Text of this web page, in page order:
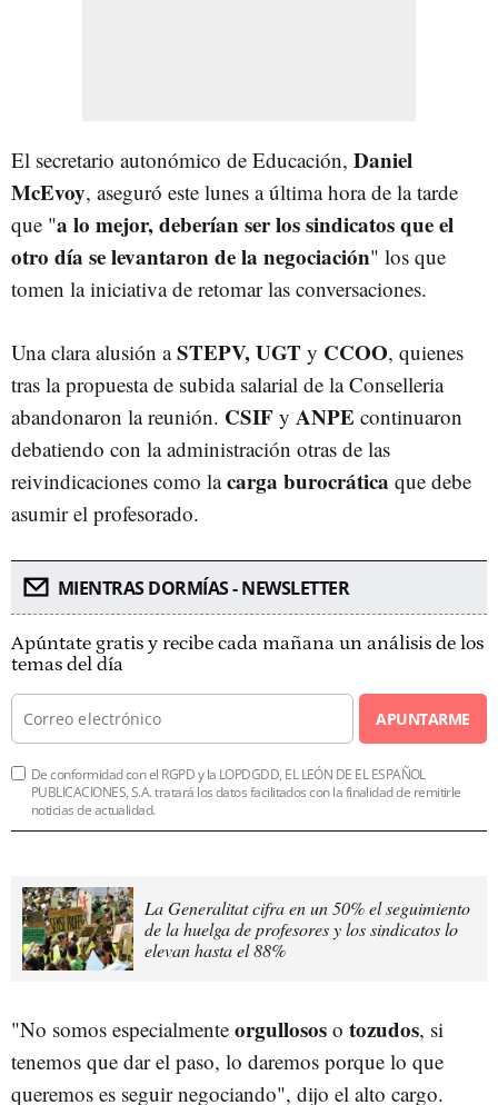
El secretario autonómico de Educación, Daniel
McEvoy, aseguró este lunes a última hora de la tarde
que "a lo mejor, deberían ser los sindicatos que el
otro día se levantaron de la negociación" los que
tomen la iniciativa de retomar las conversaciones.
Una clara alusión aSTEPV, UGT y CCOO, quienes
tras la propuesta de subida salarial de la Conselleria
abandonaron la reunión. CSIF y ANPE continuaron
debatiendo con la administración otras de las
reivindicaciones como lacarga burocrática que debe
asumir el profesorado.
MIENTRAS DORMÍAS - NEWSLETTER
Apúntate gratis y recibe cada mañana un análisis de los
temas del día
APUNTARME
De conformidad con el RGPD y la LOPDGDD, EL LEÓN DE EL ESPAÑOL
PUBLICACIONES, S.A. tratará los datos facilitados con la finalidad de remitirle
noticias de actualidad.
La Generalitat cifra en un 50% el seguimiento
de la huelga de profesores y los sindicatos lo
elevan hasta el 88%
"No somos especialmente orgullosos o tozudos, si
tenemos que dar el paso, lo daremos porque lo que
queremos es seguir negociando", dijo el alto cargo.